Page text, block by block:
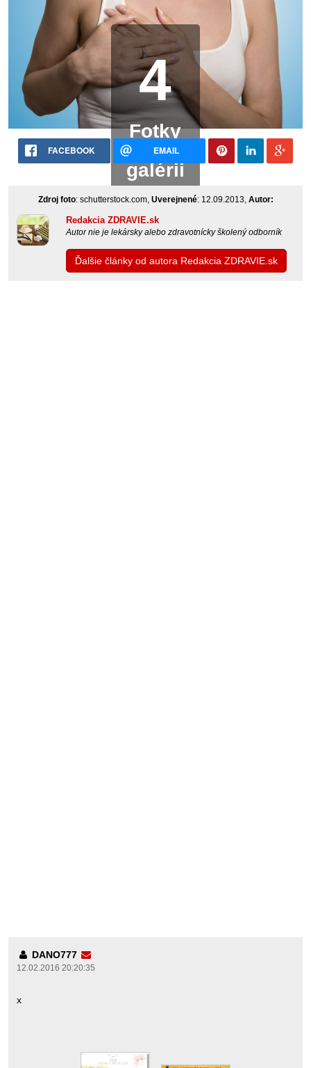
4
Fotky
v
galérii
FACEBOOK EMAIL
Zdroj foto: schutterstock.com, Uverejnené: 12.09.2013, Autor:
Redakcia ZDRAVIE.sk
Autor nie je lekársky alebo zdravotnícky školený odborník
Ďalšie články od autora Redakcia ZDRAVIE.sk
DANO777
12.02.2016 20:20:35
x